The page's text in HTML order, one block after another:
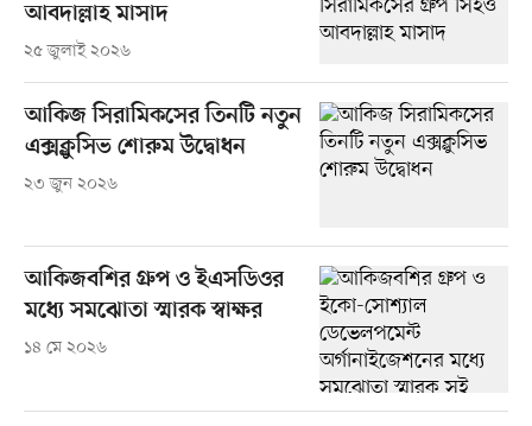
আবদাল্লাহ মাসাদ
২৫ জুলাই ২০২৬
আকিজ সিরামিকসের তিনটি নতুন
এক্সক্লুসিভ শোরুম উদ্বোধন
২৩ জুন ২০২৬
আকিজবশির গ্রুপ ও ইএসডিওর
মধ্যে সমঝোতা স্মারক স্বাক্ষর
১৪ মে ২০২৬